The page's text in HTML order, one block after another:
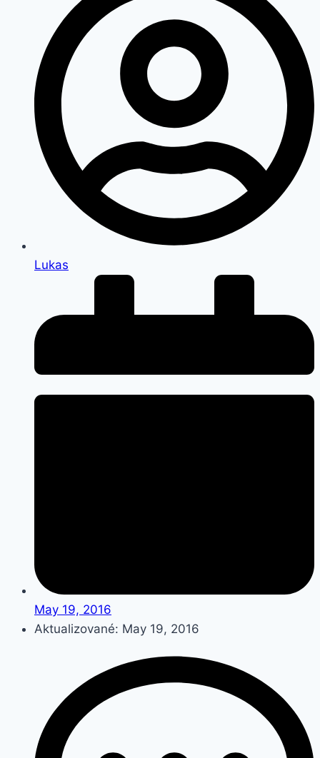
Lukas
May 19, 2016
Aktualizované: May 19, 2016